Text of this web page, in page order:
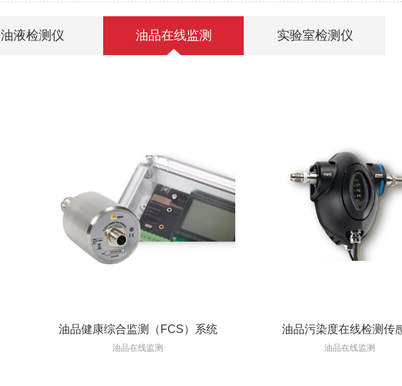
油液检测仪 油品在线监测 实验室检测仪
油品健康综合监测（FCS）系统
油品在线监测
油品污染度在线检测传
油品在线监测